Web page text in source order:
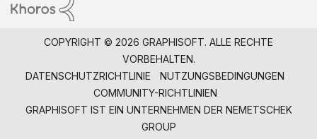
COPYRIGHT © 2026 GRAPHISOFT. ALLE RECHTE
VORBEHALTEN.
DATENSCHUTZRICHTLINIE
NUTZUNGSBEDINGUNGEN
COMMUNITY-RICHTLINIEN
GRAPHISOFT IST EIN UNTERNEHMEN DER NEMETSCHEK
GROUP